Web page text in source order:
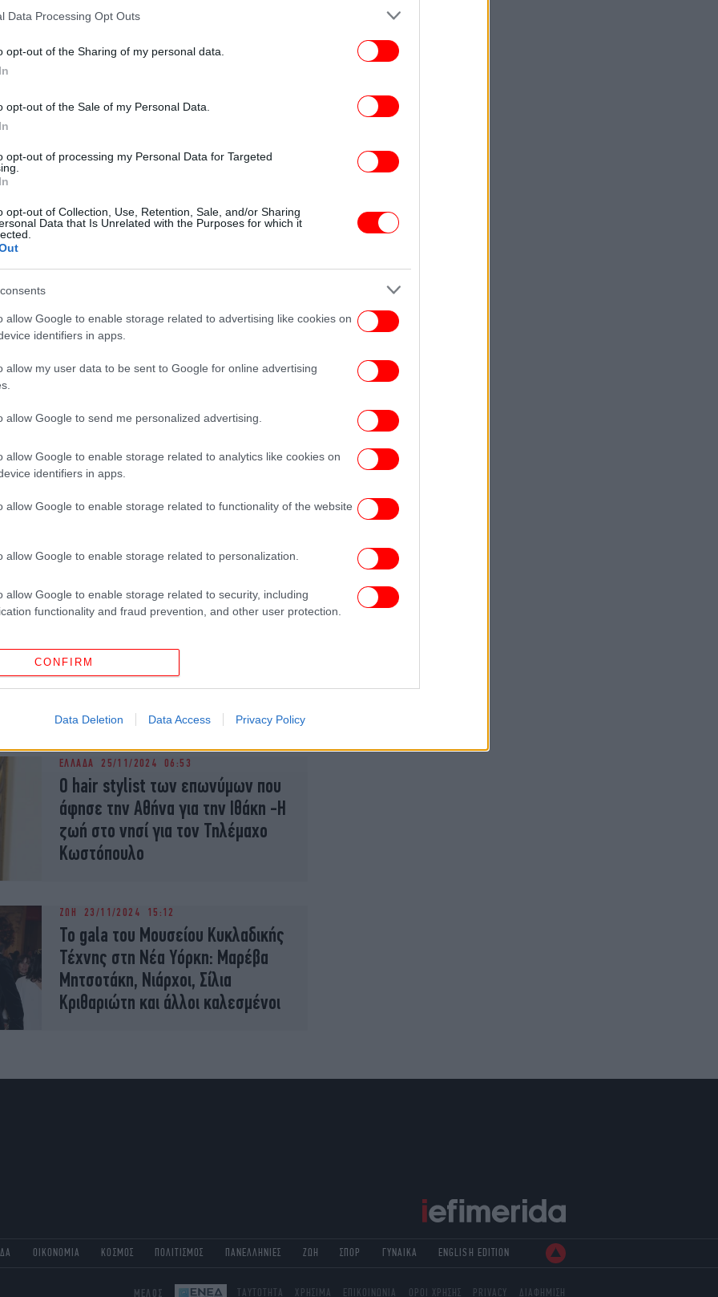
Data Processing Opt Outs
opt-out of the Sharing of my personal data.
opt-out of the Sale of my Personal Data.
opt-out of processing my Personal Data for Targeted
opt-out of Collection, Use, Retention, Sale, and/or Sharing
Data that Is Unrelated with the Purposes for which it
allow Google to enable storage related to advertising like cookies on
identifiers in apps.
allow my user data to be sent to Google for online advertising
allow Google to send me personalized advertising.
allow Google to enable storage related to analytics like cookies on
identifiers in apps.
allow Google to enable storage related to functionality of the website
allow Google to enable storage related to personalization.
allow Google to enable storage related to security, including
functionality and fraud prevention, and other user protection.
CONFIRM
Data Deletion Data Access Privacy Policy
ΖΩΗ 07/04/2025 11:42
«Όσκαρ της επιστήμης» -Ποιοι
χαλί [εικόνες]
το gala όπου έδωσε το παρών η
Αθηνά Ωνάση -Δημόσια εμφάνιση
ΖΩΗ 06/03/2025 12:32
Η μόνη Ελληνίδα που βρέθηκε στο
ΖΩΗ 05/03/2025 10:46
λαμπερό gala του Λούβρου -Οι
Μπρούνι, εκπληκτικά ρούχα
Το Ετήσιο Χριστουγεννιάτικο Gala
της Ελληνικής Ένωσης
ΕΛΛΑΔΑ 25/11/2024 06:53
O hair stylist των επωνύμων που
άφησε την Αθήνα για την Ιθάκη -Η
ζωή στο νησί για τον Τηλέμαχο
Κωστόπουλο
ΖΩΗ 23/11/2024 15:12
Το gala του Μουσείου Κυκλαδικής
Τέχνης στη Νέα Υόρκη: Μαρέβα
Μητσοτάκη, Νιάρχοι, Σίλια
Κριθαριώτη και άλλοι καλεσμένοι
ΟΙΚΟΝΟΜΙΑ ΚΟΣΜΟΣ ΠΟΛΙΤΙΣΜΟΣ ΠΑΝΕΛΛΗΝΙΕΣ ΖΩΗ ΣΠΟΡ ΓΥΝΑΙΚΑ ENGLISH EDITION
ΜΕΛΟΣ ΤΑΥΤΟΤΗΤΑ ΧΡΗΣΙΜΑ ΕΠΙΚΟΙΝΩΝΙΑ ΟΡΟΙ ΧΡΗΣΗΣ PRIVACY ΔΙΑΦΗΜΙΣΗ